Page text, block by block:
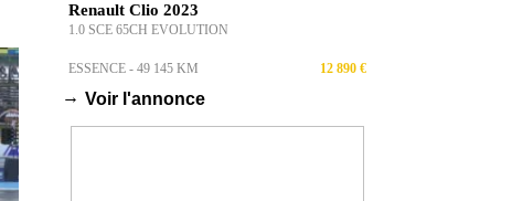
Renault Clio 2023
1.0 SCE 65CH EVOLUTION
ESSENCE - 49 145 KM 12 890 €
→ Voir l'annonce